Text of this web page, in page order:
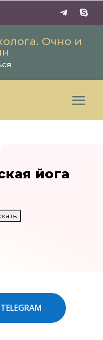
Очно и
йога